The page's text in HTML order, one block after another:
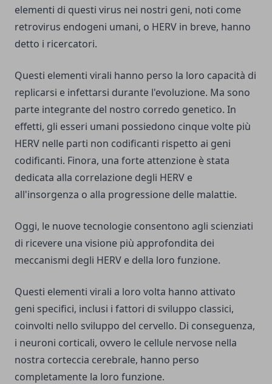
elementi di questi virus nei nostri geni, noti come
retrovirus endogeni umani, o HERV in breve, hanno
detto i ricercatori.
Questi elementi virali hanno perso la loro capacità di
replicarsi e infettarsi durante l'evoluzione. Ma sono
parte integrante del nostro corredo genetico. In
effetti, gli esseri umani possiedono cinque volte più
HERV nelle parti non codificanti rispetto ai geni
codificanti. Finora, una forte attenzione è stata
dedicata alla correlazione degli HERV e
all'insorgenza o alla progressione delle malattie.
Oggi, le nuove tecnologie consentono agli scienziati
di ricevere una visione più approfondita dei
meccanismi degli HERV e della loro funzione.
Questi elementi virali a loro volta hanno attivato
geni specifici, inclusi i fattori di sviluppo classici,
coinvolti nello sviluppo del cervello. Di conseguenza,
i neuroni corticali, ovvero le cellule nervose nella
nostra corteccia cerebrale, hanno perso
completamente la loro funzione.